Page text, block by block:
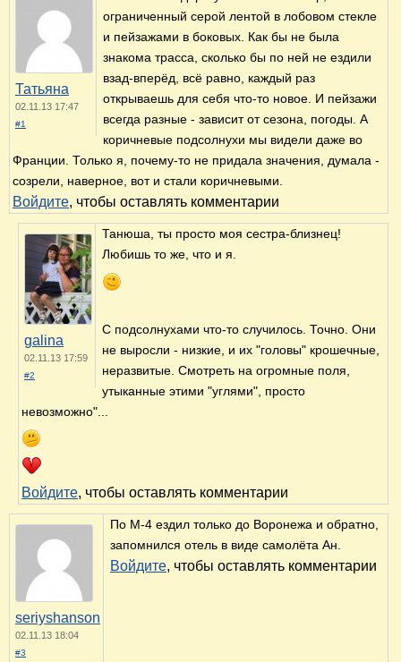
Татьяна
02.11.13 17:47
#1
ограниченный серой лентой в лобовом стекле
и пейзажами в боковых. Как бы не была
знакома трасса, сколько бы по ней не ездили
взад-вперёд, всё равно, каждый раз
открываешь для себя что-то новое. И пейзажи
всегда разные - зависит от сезона, погоды. А
коричневые подсолнухи мы видели даже во
Франции. Только я, почему-то не придала значения, думала -
созрели, наверное, вот и стали коричневыми.
Войдите, чтобы оставлять комментарии
galina
02.11.13 17:59
#2
Танюша, ты просто моя сестра-близнец!
Любишь то же, что и я.
С подсолнухами что-то случилось. Точно. Они
не выросли - низкие, и их "головы" крошечные,
неразвитые. Смотреть на огромные поля,
утыканные этими "углями", просто
невозможно"...
Войдите, чтобы оставлять комментарии
seriyshanson
02.11.13 18:04
#3
По М-4 ездил только до Воронежа и обратно,
запомнился отель в виде самолёта Ан.
Войдите, чтобы оставлять комментарии